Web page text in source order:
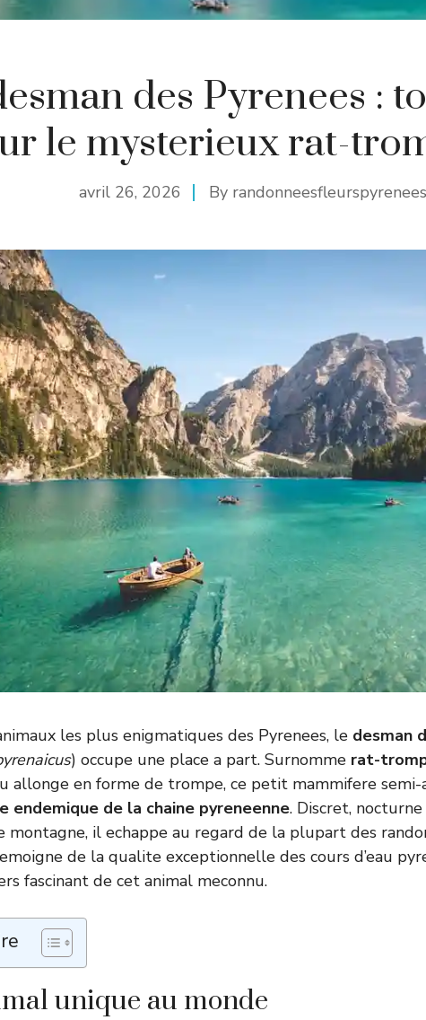
des Pyrenees :
le mysterieux rat-
avril 26, 2026 By randonneesfleurspyrenees
les plus enigmatiques des Pyrenees, le desman
) occupe une place a part. Surnomme rat-
allonge en forme de trompe, ce petit mammifere
endemique de la chaine pyreneenne. Discret,
montagne, il echappe au regard de la plupart des
de la qualite exceptionnelle des cours d’eau
fascinant de cet animal meconnu.
unique au monde